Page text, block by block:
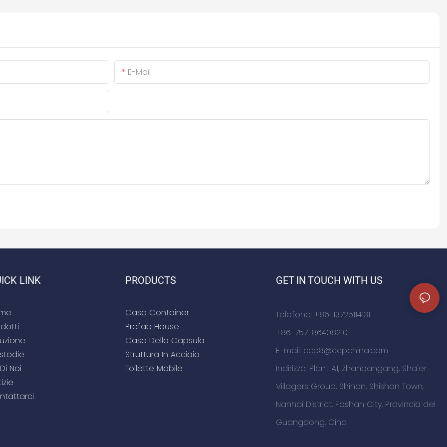
E-Mail
LINK
Noi
PRODUCTS
Casa Container
Prefab House
Casa Della Capsula
Struttura In Acciaio
Toilette Mobile
GET IN TOUCH WITH US
Telefono: +86-13725114131
+86-757-86408210
E-mail: ccp8@ccpchina.com
Indirizzo: Plant A1, Zhanbangang, Sha'er
Villagers Group, Shinan, Shishan Town,
Nanhai District, Foshan City, Provincia del
Guangdong, Cina